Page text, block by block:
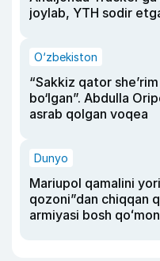
joylab, YTH sodir
O‘zbekiston
“Sakkiz qator
bo‘lgan”. Abdulla
asrab qolgan voqea
Dunyo
Mariupol qamalini
qozoni”dan chiqqan
armiyasi bosh